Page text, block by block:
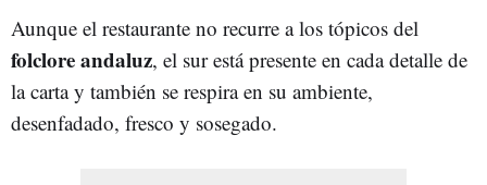
Aunque el restaurante no recurre a los tópicos del
folclore andaluz, el sur está presente en cada detalle de
la carta y también se respira en su ambiente,
desenfadado, fresco y sosegado.